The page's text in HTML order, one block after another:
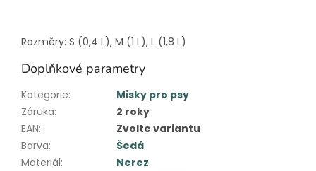
Rozměry: S (0,4 L), M (1 L), L (1,8 L)
Doplňkové parametry
Kategorie:
Misky pro psy
Záruka:
2 roky
EAN:
Zvolte variantu
Barva:
Šedá
Materiál:
Nerez